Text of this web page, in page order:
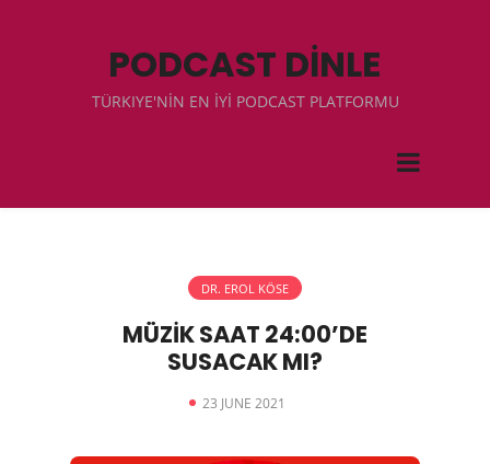
PODCAST DİNLE
TÜRKIYE'NİN EN İYİ PODCAST PLATFORMU
DR. EROL KÖSE
MÜZİK SAAT 24:00’DE
SUSACAK MI?
23 JUNE 2021